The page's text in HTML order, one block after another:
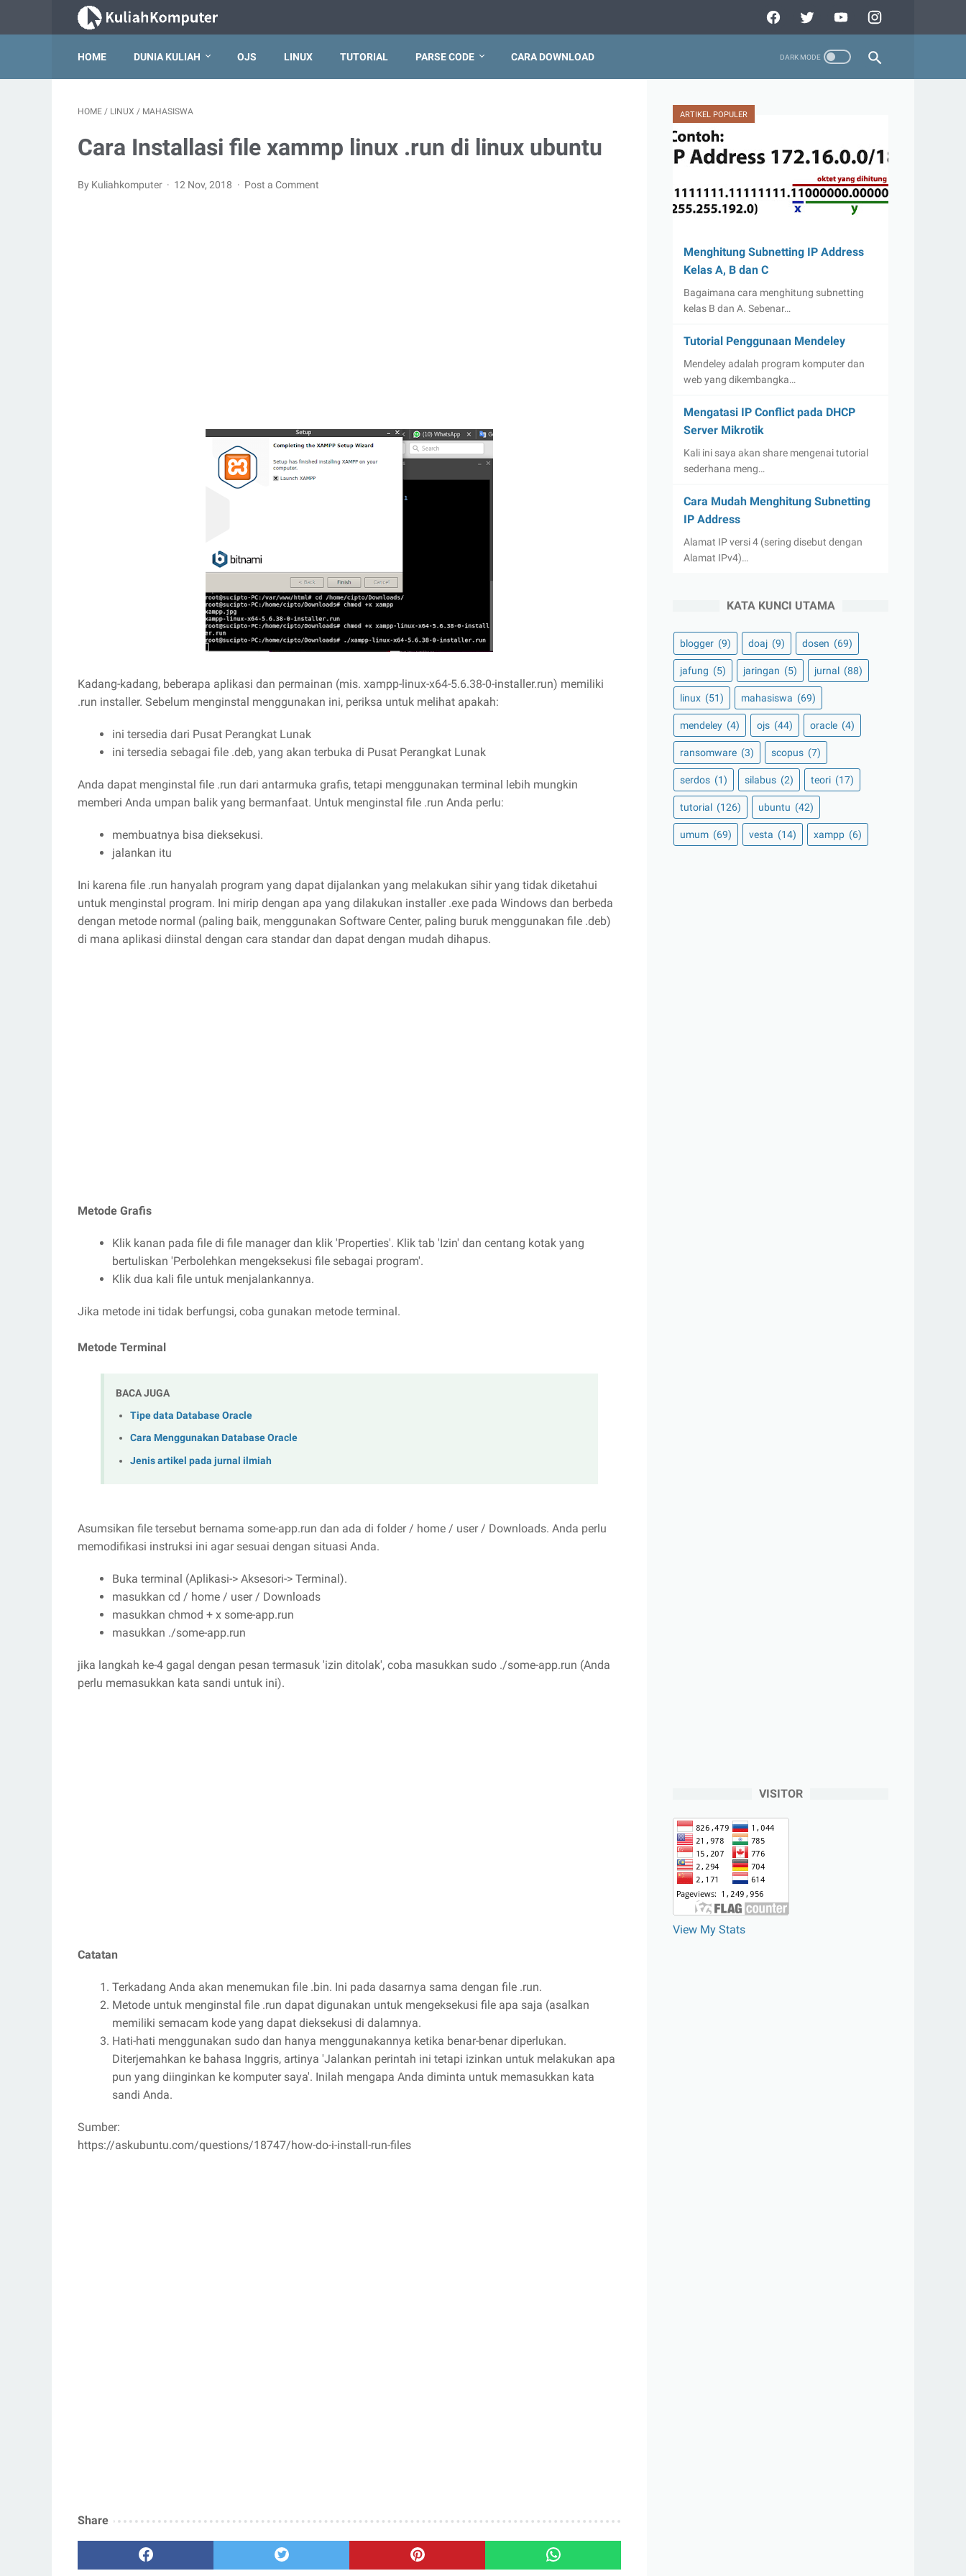
HOME DUNIA KULIAH OJS LINUX TUTORIAL PARSE CODE CARA DOWNLOAD
HOME / LINUX / MAHASISWA
Cara Installasi file xammp linux .run di linux ubuntu
By Kuliahkomputer 12 Nov, 2018 Post a Comment
Kadang-kadang, beberapa aplikasi dan permainan (mis. xampp-linux-x64-5.6.38-0-installer.run) memiliki
.run installer. Sebelum menginstal menggunakan ini, periksa untuk melihat apakah:
ini tersedia dari Pusat Perangkat Lunak
ini tersedia sebagai file .deb, yang akan terbuka di Pusat Perangkat Lunak
Anda dapat menginstal file .run dari antarmuka grafis, tetapi menggunakan terminal lebih mungkin
memberi Anda umpan balik yang bermanfaat. Untuk menginstal file .run Anda perlu:
membuatnya bisa dieksekusi.
jalankan itu
Ini karena file .run hanyalah program yang dapat dijalankan yang melakukan sihir yang tidak diketahui
untuk menginstal program. Ini mirip dengan apa yang dilakukan installer .exe pada Windows dan berbeda
dengan metode normal (paling baik, menggunakan Software Center, paling buruk menggunakan file .deb)
di mana aplikasi diinstal dengan cara standar dan dapat dengan mudah dihapus.
Metode Grafis
Klik kanan pada file di file manager dan klik 'Properties'. Klik tab 'Izin' dan centang kotak yang
bertuliskan 'Perbolehkan mengeksekusi file sebagai program'.
Klik dua kali file untuk menjalankannya.
Jika metode ini tidak berfungsi, coba gunakan metode terminal.
Metode Terminal
BACA JUGA
Tipe data Database Oracle
Cara Menggunakan Database Oracle
Jenis artikel pada jurnal ilmiah
Asumsikan file tersebut bernama some-app.run dan ada di folder / home / user / Downloads. Anda perlu
memodifikasi instruksi ini agar sesuai dengan situasi Anda.
Buka terminal (Aplikasi-> Aksesori-> Terminal).
masukkan cd / home / user / Downloads
masukkan chmod + x some-app.run
masukkan ./some-app.run
jika langkah ke-4 gagal dengan pesan termasuk 'izin ditolak', coba masukkan sudo ./some-app.run (Anda
perlu memasukkan kata sandi untuk ini).
Catatan
Terkadang Anda akan menemukan file .bin. Ini pada dasarnya sama dengan file .run.
Metode untuk menginstal file .run dapat digunakan untuk mengeksekusi file apa saja (asalkan
memiliki semacam kode yang dapat dieksekusi di dalamnya.
Hati-hati menggunakan sudo dan hanya menggunakannya ketika benar-benar diperlukan.
Diterjemahkan ke bahasa Inggris, artinya 'Jalankan perintah ini tetapi izinkan untuk melakukan apa
pun yang diinginkan ke komputer saya'. Inilah mengapa Anda diminta untuk memasukkan kata
sandi Anda.
Sumber:
https://askubuntu.com/questions/18747/how-do-i-install-run-files
Share
ARTIKEL POPULER
Menghitung Subnetting IP Address
Kelas A, B dan C
Bagaimana cara menghitung subnetting
kelas B dan A. Sebenar…
Tutorial Penggunaan Mendeley
Mendeley adalah program komputer dan
web yang dikembangka…
Mengatasi IP Conflict pada DHCP
Server Mikrotik
Kali ini saya akan share mengenai tutorial
sederhana meng…
Cara Mudah Menghitung Subnetting
IP Address
Alamat IP versi 4 (sering disebut dengan
Alamat IPv4)…
KATA KUNCI UTAMA
blogger (9) doaj (9) dosen (69)
jafung (5) jaringan (5) jurnal (88)
linux (51) mahasiswa (69)
mendeley (4) ojs (44) oracle (4)
ransomware (3) scopus (7)
serdos (1) silabus (2) teori (17)
tutorial (126) ubuntu (42)
umum (69) vesta (14) xampp (6)
VISITOR
View My Stats